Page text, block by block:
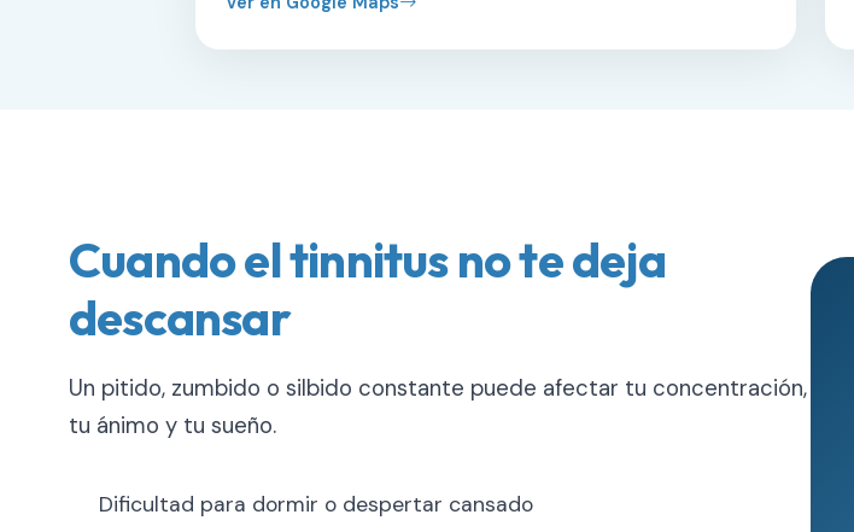
Cuando el tinnitus no te deja
descansar
Un pitido, zumbido o silbido constante puede afectar tu concentración,
tu ánimo y tu sueño.
Dificultad para dormir o despertar cansado